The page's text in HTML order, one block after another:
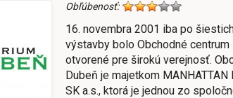
Obľúbenosť:
16. novembra 2001 iba po
výstavby bolo Obchodné
otvorené pre širokú verejnosť.
Dubeň je majetkom
SK a.s., ktorá je jednou zo